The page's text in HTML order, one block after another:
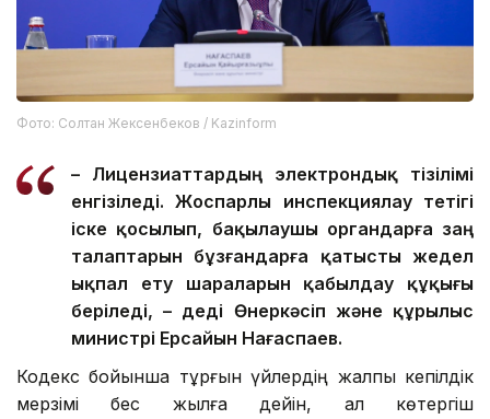
Фото: Солтан Жексенбеков / Kazinform
– Лицензиаттардың электрондық тізілімі
енгізіледі. Жоспарлы инспекциялау тетігі
іске қосылып, бақылаушы органдарға заң
талаптарын бұзғандарға қатысты жедел
ықпал ету шараларын қабылдау құқығы
беріледі, – деді Өнеркәсіп және құрылыс
министрі Ерсайын Нағаспаев.
Кодекс бойынша тұрғын үйлердің жалпы кепілдік
мерзімі бес жылға дейін, ал көтергіш